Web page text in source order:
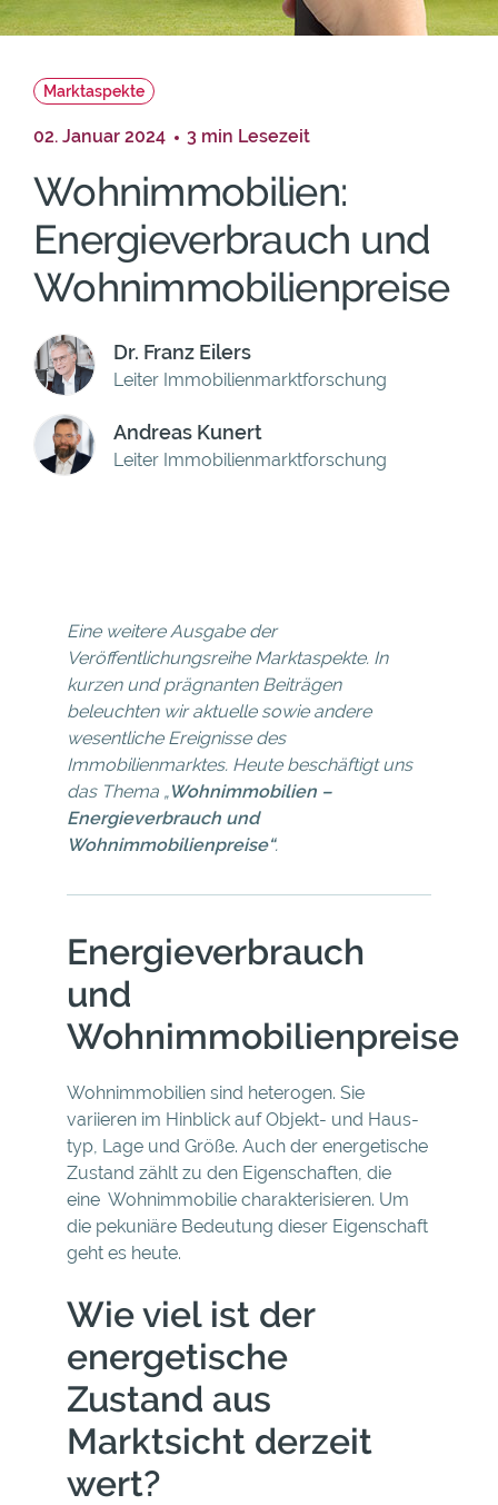
Marktaspekte
02. Januar 2024 3 min Lesezeit
Wohnimmobilien:
Energieverbrauch und
Wohnimmobilienpreise
Dr. Franz Eilers
Leiter Immobilienmarktforschung
Andreas Kunert
Leiter Immobilienmarktforschung
Eine weitere Ausgabe der
Veröffentlichungsreihe Marktaspekte. In
kurzen und prägnanten Beiträgen
beleuchten wir aktuelle sowie andere
wesentliche Ereignisse des
Immobilienmarktes. Heute beschäftigt uns
das Thema „Wohnimmobilien –
Energieverbrauch und
Wohnimmobilienpreise“.
Energieverbrauch
und
Wohnimmobilienpreise
Wohnimmobilien sind heterogen. Sie
variieren im Hinblick auf Objekt- und Haus-
typ, Lage und Größe. Auch der energetische
Zustand zählt zu den Eigenschaften, die
eine Wohnimmobilie charakterisieren. Um
die pekuniäre Bedeutung dieser Eigenschaft
geht es heute.
Wie viel ist der
energetische
Zustand aus
Marktsicht derzeit
wert?